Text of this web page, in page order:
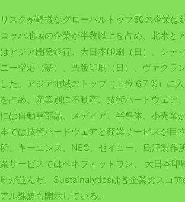
リスクが軽微なグローバルトップ50の企業
ロッパ地域の企業が半数以上を占め、北米と
はアジア開発銀行、大日本印刷（日）、シテ
ニー空港（豪）、凸版印刷（日）、ヴァクラ
した。アジア地域のトップ（上位 6.7 %）に
を占め、産業別に不動産、技術ハードウェア
には自動車部品、メディア、半導体、小売業
本では技術ハードウェアと商業サービスが目
所、キーエンス、NEC、セイコー、島津製
業サービスではベネフィットワン、 大日本
刷が並んだ。Sustainalyticsは各企業のスコ
アル課題も開示している。